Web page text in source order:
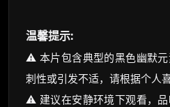
温馨提示:
⚠️ 本片包含典型的黑色幽默
刺性或引发不适，请根据个人
⚠️ 建议在安静环境下观看，